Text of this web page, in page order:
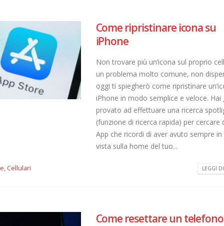
Come ripristinare icona su
iPhone
Non trovare più un’icona sul proprio
un problema molto comune, non
oggi ti spiegherò come ripristinare
iPhone in modo semplice e veloce. Hai
provato ad effettuare una ricerca
(funzione di ricerca rapida) per cercare
App che ricordi di aver avuto sempre in
vista sulla home del tuo...
, Cellulari LEGGI
Come resettare un telefono